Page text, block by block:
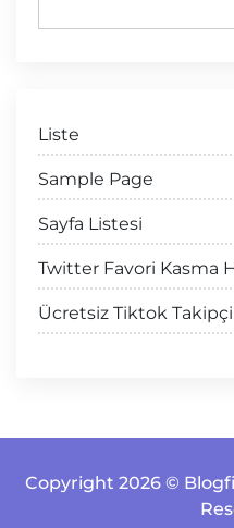
Liste
Sample Page
Sayfa Listesi
Twitter Favori Kasma
Ücretsiz Tiktok
Copyright 2026 ©